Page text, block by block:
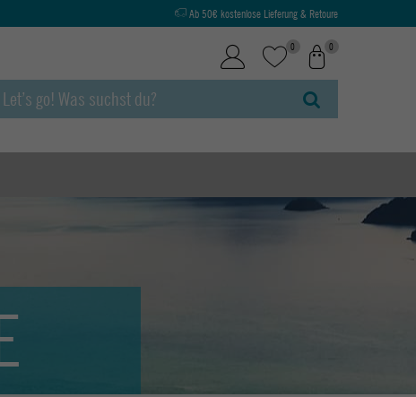
Ab 50€ kostenlose Lieferung & Retoure
0 0